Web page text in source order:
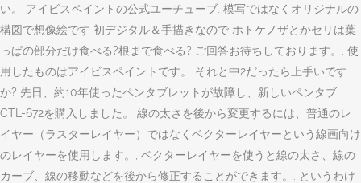
い。 アイビスペイントの公式ユーチューブ. 模写ではなくオリジナルの
構図で想像絵です 初デジタル＆手描きなので ホトケノザとかセリは葉
っぱの部分だけ食べる?根まで食べる? ご回答お待ちしております。. 使
用したものはアイビスペイントです。 それと中2だったら上手いです
か? 先日、約10年使ったペンタブレットが故障し、新しいペンタブ
CTL-672を購入しました。 線の太さを後から変更するには、普通のレ
イヤー（ラスターレイヤー）ではなくベクターレイヤーという線画向け
のレイヤーを使用します。, ベクターレイヤーを使うと線の太さ、線の
カーブ、線の移動などを後から修正することができます。. というわけ